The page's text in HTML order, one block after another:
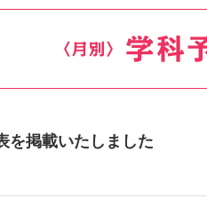
を掲載いたしました